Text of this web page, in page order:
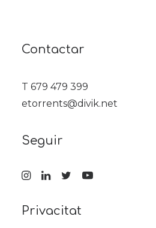
Contactar
T 679 479 399
etorrents@divik.net
Seguir
Privacitat